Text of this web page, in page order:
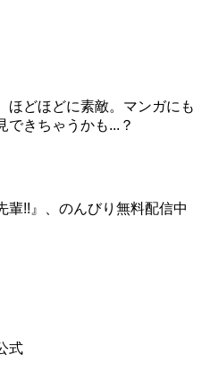
ほどほどに素敵。マンガにも
できちゃうかも...？
輩!!』
、のんびり無料配信中
式